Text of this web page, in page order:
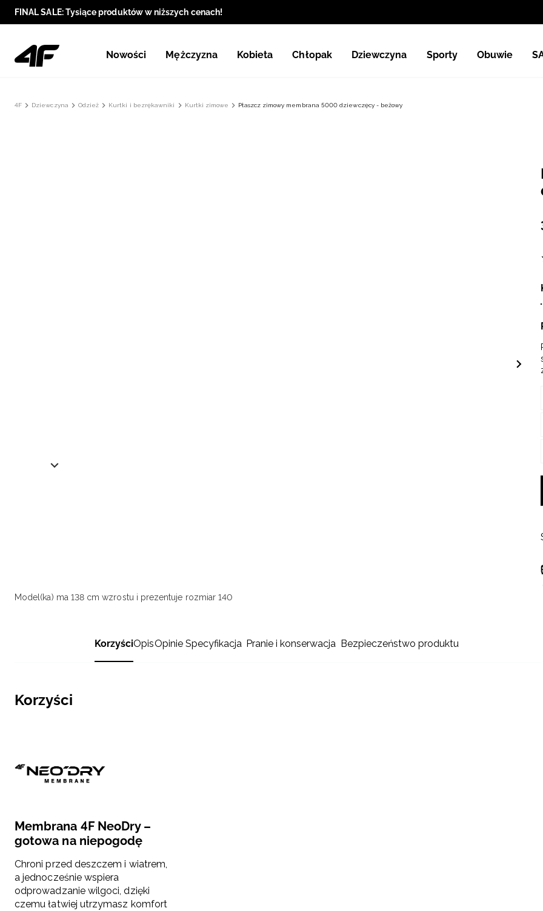
FINAL SALE: Tysiące produktów w niższych cenach!
Nowości Mężczyzna Kobieta Chłopak Dziewczyna Sporty Obuwie
4F Dziewczyna Odzież Kurtki i bezrękawniki Kurtki zimowe Płaszcz zimowy membrana 5000 dziewczęcy - beżowy
Model(ka) ma 138 cm wzrostu i prezentuje rozmiar 140
KorzyściOpisOpinie Specyfikacja Pranie i konserwacja Bezpieczeństwo produktu
Korzyści
Membrana 4F NeoDry –
gotowa na niepogodę
Chroni przed deszczem i wiatrem,
a jednocześnie wspiera
odprowadzanie wilgoci, dzięki
czemu łatwiej utrzymasz komfort